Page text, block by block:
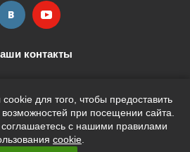
для того, чтобы предоставить
при посещении сайта.
с нашими правилами
cookie
контакты